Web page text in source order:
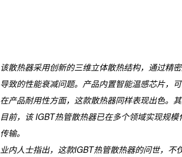
该散热器采用创新的三维立体散热结构，通过精
导致的性能衰减问题。产品内置智能温感芯片，
在产品耐用性方面，这款散热器同样表现出色。
目前，该 IGBT热管散热器已在多个领域实现规
传输。
业内人士指出，这款IGBT热管散热器的问世，